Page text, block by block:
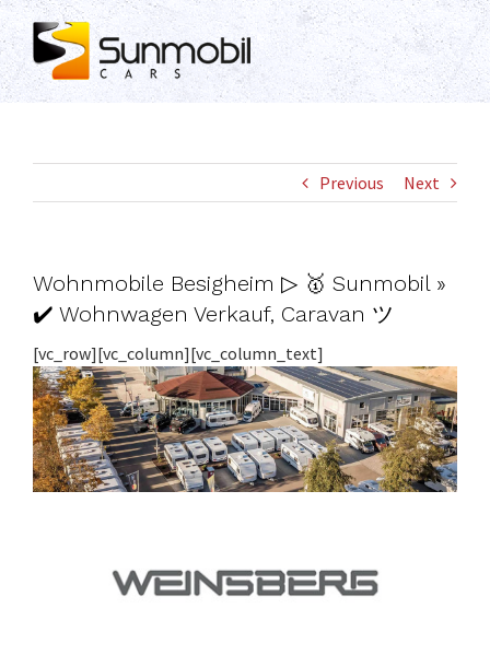
Skip
to
content
Previous Next
Wohnmobile Besigheim ▷ 🥇 Sunmobil »
✔️ Wohnwagen Verkauf, Caravan ツ
[vc_row][vc_column][vc_column_text]